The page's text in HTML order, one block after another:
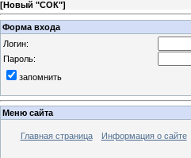
[Новый "СОК"]
Форма входа
Логин:
Пароль:
запомнить
Меню сайта
Главная страница Информация о сайте